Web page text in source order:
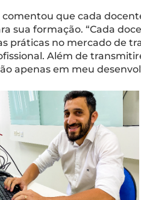
comentou que cada
sua formação. “Cada
práticas no mercado de
Além de
apenas em meu